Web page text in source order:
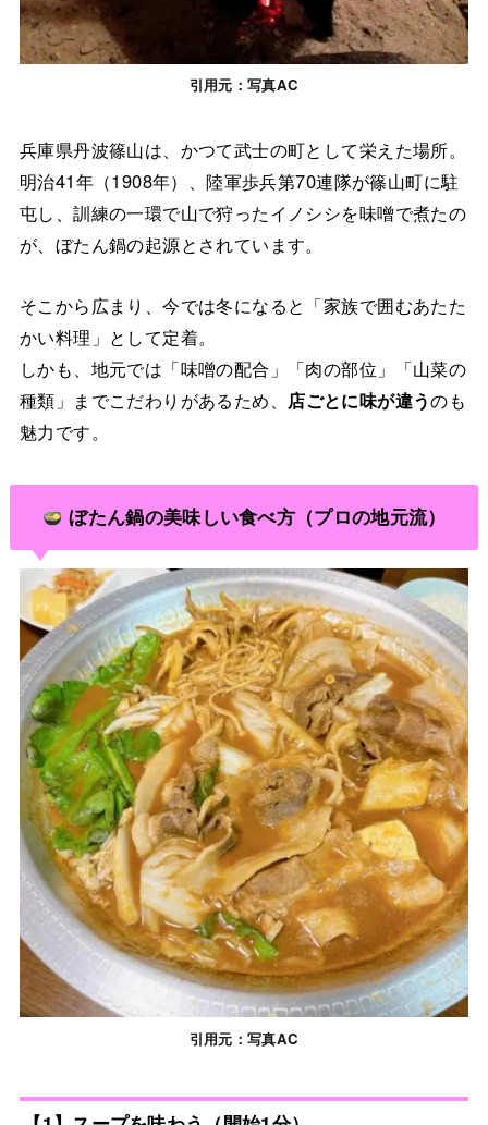
引用元：写真AC
兵庫県丹波篠山は、かつて武士の町として栄えた場所。
明治41年（1908年）、陸軍歩兵第70連隊が篠山町に駐
屯し、訓練の一環で山で狩ったイノシシを味噌で煮たの
が、ぼたん鍋の起源とされています。
そこから広まり、今では冬になると「家族で囲むあたた
かい料理」として定着。
しかも、地元では「味噌の配合」「肉の部位」「山菜の
種類」までこだわりがあるため、 店ごとに味が違うのも
魅力です。
ぼたん鍋の美味しい食べ方（プロの地元流）
引用元：写真AC